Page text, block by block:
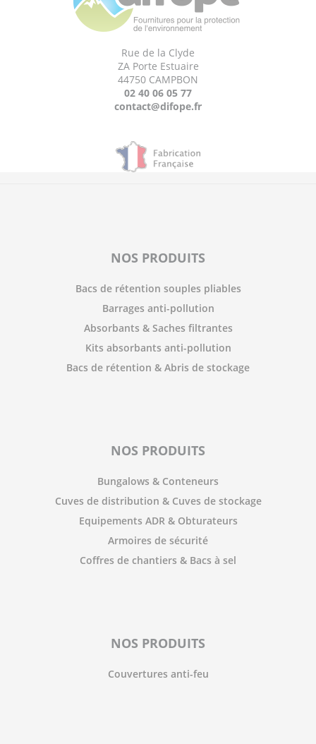
Rue de la Clyde
ZA Porte Estuaire
44750 CAMPBON
02 40 06 05 77
contact@difope.fr
NOS PRODUITS
Bacs de rétention souples pliables
Barrages anti-pollution
Absorbants & Saches filtrantes
Kits absorbants anti-pollution
Bacs de rétention & Abris de stockage
NOS PRODUITS
Bungalows & Conteneurs
Cuves de distribution & Cuves de stockage
Equipements ADR & Obturateurs
Armoires de sécurité
Coffres de chantiers & Bacs à sel
NOS PRODUITS
Couvertures anti-feu